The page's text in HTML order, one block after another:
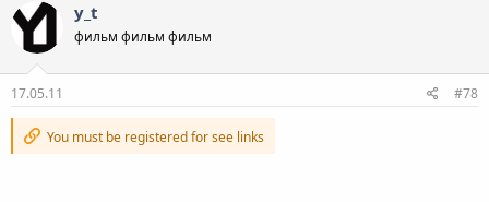
y_t
фильм фильм фильм
17.05.11 #78
You must be registered for see links